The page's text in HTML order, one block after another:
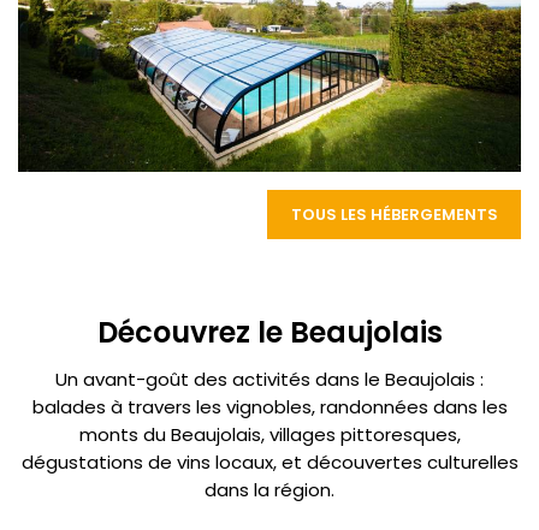
TOUS LES HÉBERGEMENTS
Découvrez le Beaujolais
Un avant-goût des activités dans le Beaujolais :
balades à travers les vignobles, randonnées dans les
monts du Beaujolais, villages pittoresques,
dégustations de vins locaux, et découvertes culturelles
dans la région.